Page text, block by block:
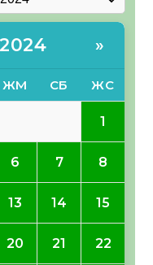
»
ЖМ СБ ЖС
1
6 7 8
13 14 15
20 21 22